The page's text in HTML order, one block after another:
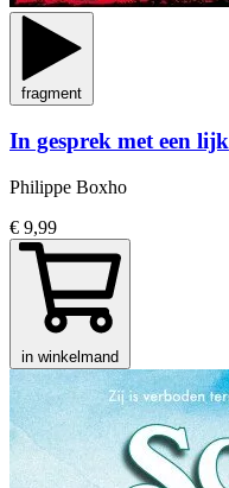
fragment
In gesprek met een lijk
Philippe Boxho
€ 9,99
in winkelmand